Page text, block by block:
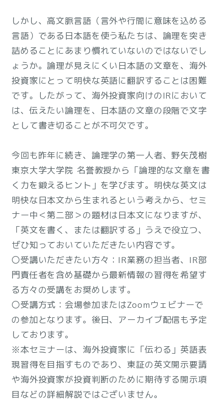
しかし、高文脈言語（言外や行間に意味を込める
言語）である日本語を使う私たちは、論理を突き
詰めることにあまり慣れていないのではないでし
ょうか。論理が見えにくい日本語の文章を、海外
投資家にとって明快な英語に翻訳することは困難
です。したがって、海外投資家向けのIRにおいて
は、伝えたい論理を、日本語の文章の段階で文字
として書き切ることが不可欠です。
今回も昨年に続き、論理学の第一人者、野矢茂樹
東京大学大学院 名誉教授から「論理的な文章を書
く力を鍛えるヒント」を学びます。明快な英文は
明快な日本文から生まれるという考えから、セミ
ナー中＜第二部＞の題材は日本文になりますが、
「英文を書く、または翻訳する」うえで役立つ、
ぜひ知っておいていただきたい内容です。
〇受講いただきたい方々：IR業務の担当者、IR部
門責任者を含め基礎から最新情報の習得を希望す
る方々の受講をお奨めします。
〇受講方式：会場参加またはZoomウェビナーで
の参加となります。後日、アーカイブ配信も予定
しております。
※本セミナーは、海外投資家に「伝わる」英語表
現習得を目指すものであり、東証の英文開示要請
や海外投資家が投資判断のために期待する開示項
目などの詳細解説ではございません。